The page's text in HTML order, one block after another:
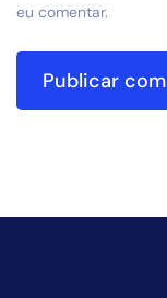
eu comentar.